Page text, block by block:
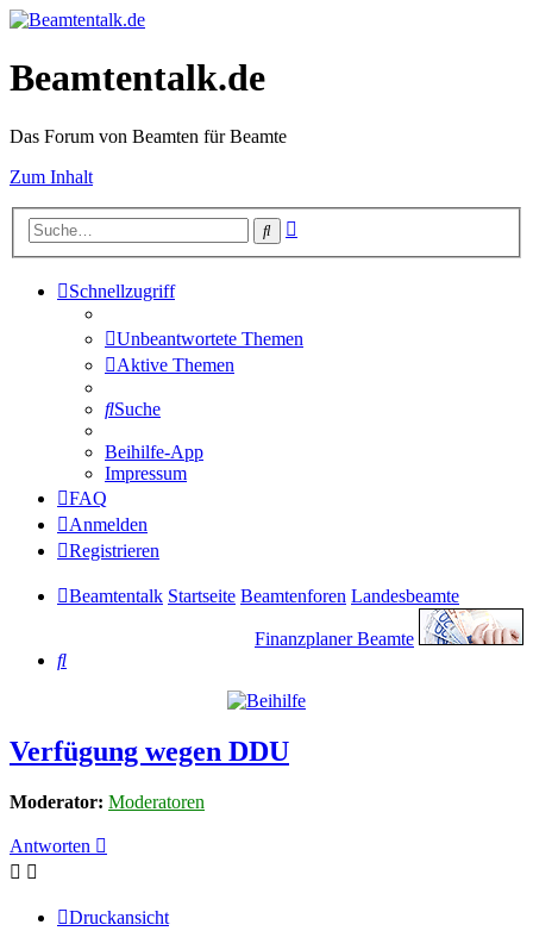
Beamtentalk.de
Das Forum von Beamten für Beamte
Zum Inhalt
Suche
Schnellzugriff
Unbeantwortete Themen
Aktive Themen
Suche
Beihilfe-App
Impressum
FAQ
Anmelden
Registrieren
Beamtentalk Startseite Beamtenforen Landesbeamte
Finanzplaner Beamte
Suche
Verfügung wegen DDU
Moderator: Moderatoren
Antworten
Druckansicht